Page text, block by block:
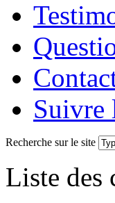
Suivre
Recherche sur le site
Liste des